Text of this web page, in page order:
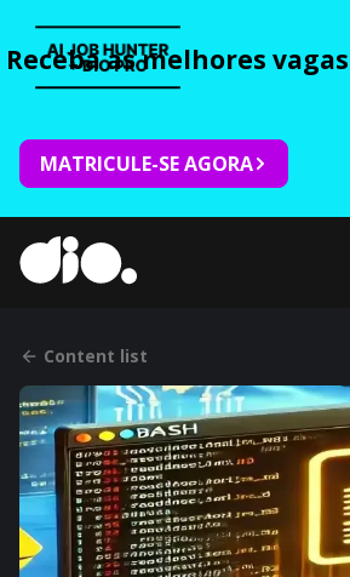
Receba as melhores
MATRICULE-SE AGORA
Content list